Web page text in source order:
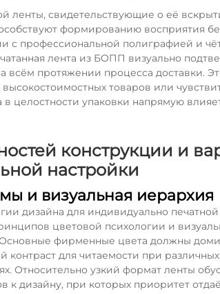
ленты, свидетельствующие о её
формированию восприятия
с профессиональной полиграфией и
лента из БОПП визуально
протяжении процесса доставки.
товаров или
в целостности упаковки напрямую
конструкции и
настройки
и визуальная иерархия
дизайна для индивидуально
цветовой психологии и
фирменные цвета должны
контраст для читаемости при
Относительно узкий формат ленты
к дизайну, при которых приоритет